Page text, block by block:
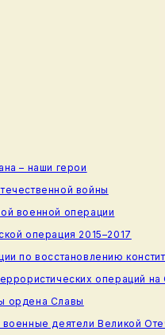
– наши герои
войны
военной операции
операция 2015–2017
по восстановлению
операций
ордена Славы
военные деятели Великой